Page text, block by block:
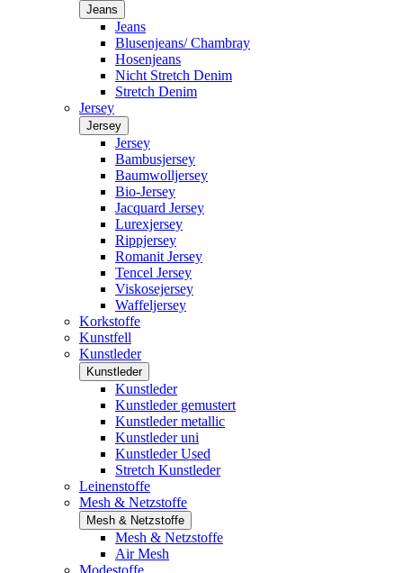
Jeans
Jeans
Blusenjeans/ Chambray
Hosenjeans
Nicht Stretch Denim
Stretch Denim
Jersey
Jersey
Jersey
Bambusjersey
Baumwolljersey
Bio-Jersey
Jacquard Jersey
Lurexjersey
Rippjersey
Romanit Jersey
Tencel Jersey
Viskosejersey
Waffeljersey
Korkstoffe
Kunstfell
Kunstleder
Kunstleder
Kunstleder
Kunstleder gemustert
Kunstleder metallic
Kunstleder uni
Kunstleder Used
Stretch Kunstleder
Leinenstoffe
Mesh & Netzstoffe
Mesh & Netzstoffe
Mesh & Netzstoffe
Air Mesh
Modestoffe